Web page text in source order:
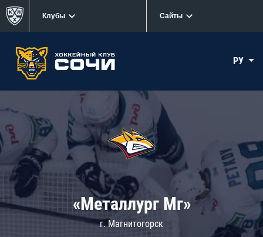
Клубы Сайты
РУ
«Металлург Мг»
г. Магнитогорск